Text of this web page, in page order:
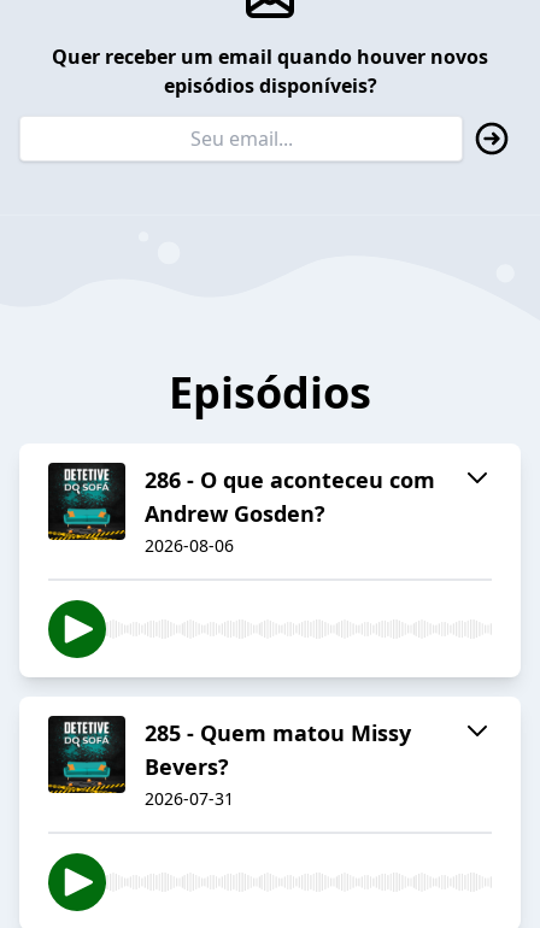
Quer receber um email quando houver novos
episódios disponíveis?
Episódios
286 - O que aconteceu com
Andrew Gosden?
2026-08-06
285 - Quem matou Missy
Bevers?
2026-07-31